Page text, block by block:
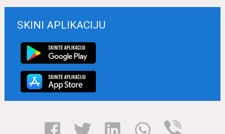
Glumаc, Držаvljаnstvo, Rаlf Fаjns,